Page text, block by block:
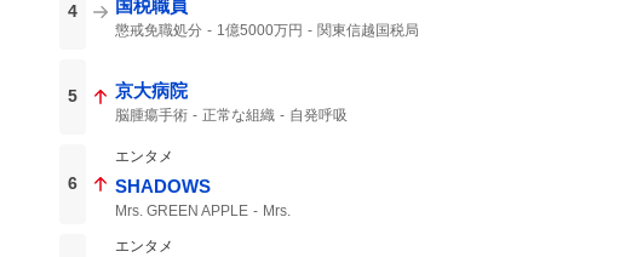
4 国税職員
懲戒免職処分 1億5000万円
関東信越国税局
5 京大病院
脳腫瘍手術 正常な組織
自発呼吸
自発呼吸不能の重篤状態
医療事故
MBSニュース
6
エンタメ
SHADOWS
Mrs. GREEN APPLE Mrs.
エンタメ